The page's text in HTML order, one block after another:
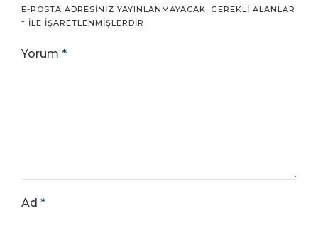
E-POSTA ADRESINIZ YAYINLANMAYACAK. GEREKLI ALANLAR
* ILE IŞARETLENMIŞLERDIR
Yorum *
Ad *